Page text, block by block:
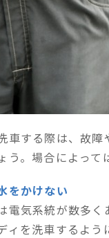
車する際は、故
う。場合によって
をかけない
電気系統が数多
ィを洗車するよう